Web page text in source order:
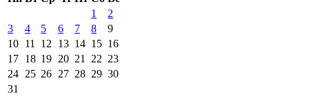
1
2
3
4 5 6 7 8
9
10 11 12 13 14 15 16
17 18 19 20 21 22 23
24 25 26 27 28 29 30
31